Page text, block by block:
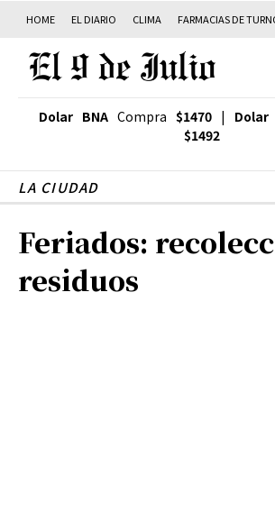
HOME EL DIARIO CLIMA FARMACIAS DE
Dolar BNA Compra $1470 | Dolar
$1492
LA CIUDAD
Feriados:
residuos